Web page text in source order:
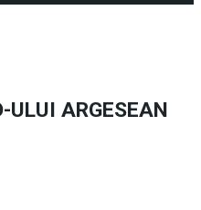
ULUI ARGESEAN